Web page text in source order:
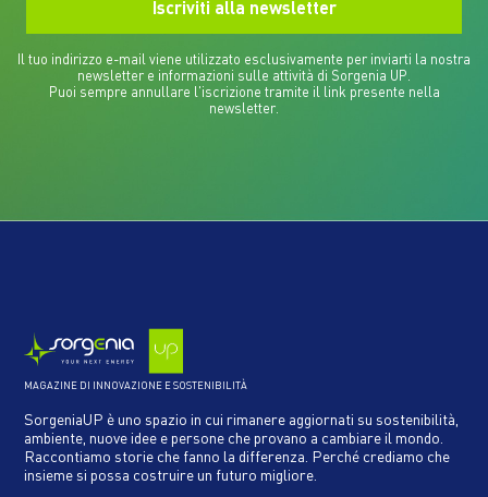
Il tuo indirizzo e-mail viene utilizzato esclusivamente per inviarti la nostra
newsletter e informazioni sulle attività di Sorgenia UP.
Puoi sempre annullare l'iscrizione tramite il link presente nella
newsletter.
MAGAZINE DI INNOVAZIONE E SOSTENIBILITÀ
SorgeniaUP è uno spazio in cui rimanere aggiornati su sostenibilità,
ambiente, nuove idee e persone che provano a cambiare il mondo.
Raccontiamo storie che fanno la differenza. Perché crediamo che
insieme si possa costruire un futuro migliore.